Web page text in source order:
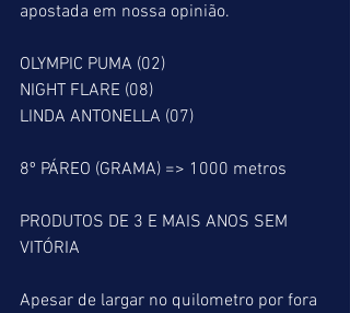
apostada em nossa opinião.
OLYMPIC PUMA (02)
NIGHT FLARE (08)
LINDA ANTONELLA (07)
8º PÁREO (GRAMA) => 1000 metros
PRODUTOS DE 3 E MAIS ANOS SEM
VITÓRIA
Apesar de largar no quilometro por fora